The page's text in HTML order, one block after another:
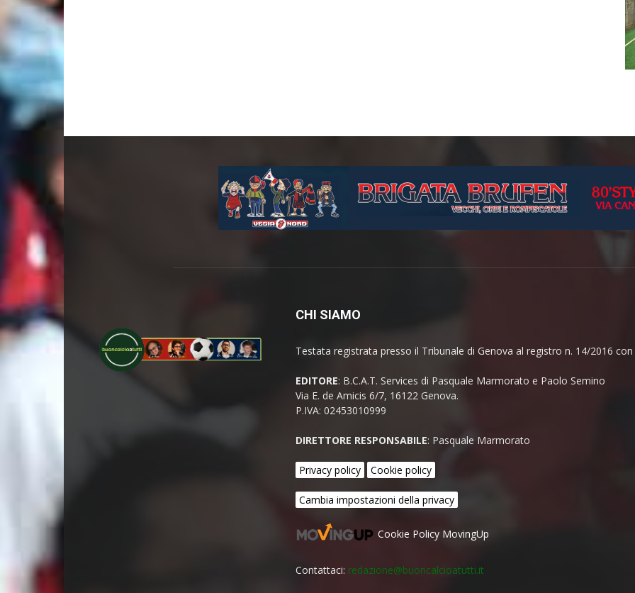
CHI SIAMO
Testata registrata presso il Tribunale di Genova al registro n. 14/2016
EDITORE: B.C.A.T. Services di Pasquale Marmorato e Paolo Semino
Via E. de Amicis 6/7, 16122 Genova.
P.IVA: 02453010999
DIRETTORE RESPONSABILE: Pasquale Marmorato
Privacy policy Cookie policy
Cambia impostazioni della privacy
Cookie Policy MovingUp
Contattaci: redazione@buoncalcioatutti.it